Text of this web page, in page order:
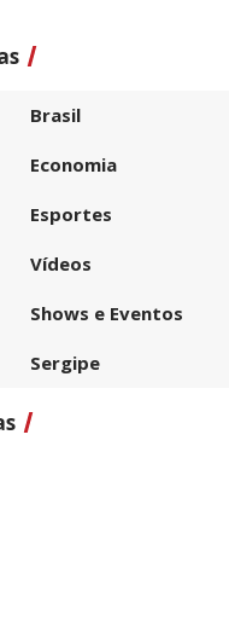
Brasil
Economia
Esportes
Vídeos
Shows e Eventos
Sergipe